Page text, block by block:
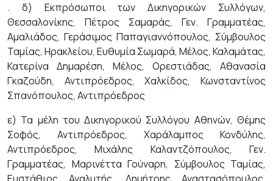
. δ) Εκπρόσωποι των Δικηγορικών Συλλόγων,
Θεσσαλονίκης, Πέτρος Σαμαράς, Γεν. Γραμματέας,
Αμαλιάδος, Γεράσιμος Παπαγιαννόπουλος, Σύμβουλος
Ταμίας, Ηρακλείου, Ευθυμία Σωμαρά, Μέλος, Καλαμάτας,
Κατερίνα Δημαρέση, Μέλος, Ορεστιάδας, Αθανασία
Γκαζούδη, Αντιπρόεδρος, Χαλκίδος, Κωνσταντίνος
Σπανόπουλος, Αντιπρόεδρος
ε) Τα μέλη του Δικηγορικού Συλλόγου Αθηνών, Θέμης
Σοφός, Αντιπρόεδρος, Χαράλαμπος Κονδύλης,
Αντιπρόεδρος, Μιχάλης Καλαντζόπουλος, Γεν.
Γραμματέας, Μαρινέττα Γούναρη, Σύμβουλος Ταμίας,